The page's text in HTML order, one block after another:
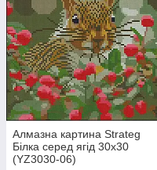
Алмазна картина Strateg
Білка серед ягід 30х30
(YZ3030-06)